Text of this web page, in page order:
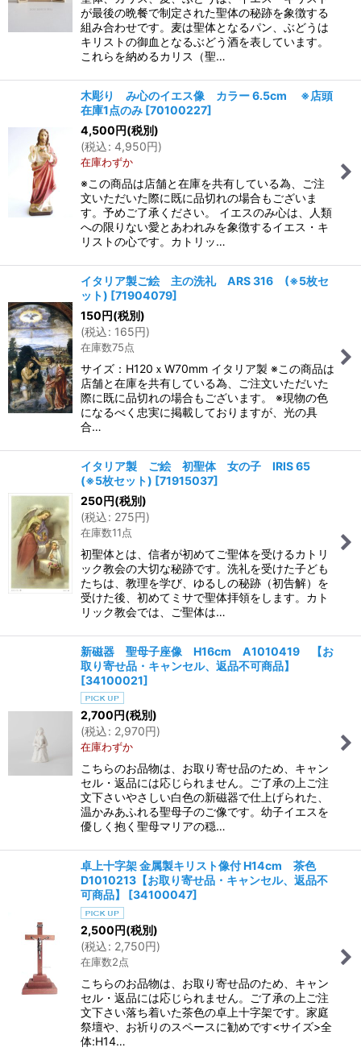
が最後の晩餐で制定された聖体の秘跡を象徴する
組み合わせです。麦は聖体となるパン、ぶどうは
キリストの御血となるぶどう酒を表しています。
これらを納めるカリス（聖…
木彫り み心のイエス像 カラー 6.5cm ※店頭
在庫1点のみ [70100227]
4,500円(税別)
(税込: 4,950円)
在庫わずか
※この商品は店舗と在庫を共有している為、ご注
文いただいた際に既に品切れの場合もございま
す。予めご了承ください。 イエスのみ心は、人類
への限りない愛とあわれみを象徴するイエス・キ
リストの心です。カトリッ…
イタリア製ご絵 主の洗礼 ARS 316 (※5枚セ
ット) [71904079]
150円(税別)
(税込: 165円)
在庫数75点
サイズ：H120ｘW70mm イタリア製 ※この商品は
店舗と在庫を共有している為、ご注文いただいた
際に既に品切れの場合もございます。 ※現物の色
になるべく忠実に掲載しておりますが、光の具
合…
イタリア製 ご絵 初聖体 女の子 IRIS 65
(※5枚セット) [71915037]
250円(税別)
(税込: 275円)
在庫数11点
初聖体とは、信者が初めてご聖体を受けるカトリ
ック教会の大切な秘跡です。洗礼を受けた子ども
たちは、教理を学び、ゆるしの秘跡（初告解）を
受けた後、初めてミサで聖体拝領をします。カト
リック教会では、ご聖体は…
新磁器 聖母子座像 H16cm A1010419 【お
取り寄せ品・キャンセル、返品不可商品】
[34100021]
2,700円(税別)
(税込: 2,970円)
在庫わずか
こちらのお品物は、お取り寄せ品のため、キャン
セル・返品には応じられません。ご了承の上ご注
文下さいやさしい白色の新磁器で仕上げられた、
温かみあふれる聖母子のご像です。幼子イエスを
優しく抱く聖母マリアの穏…
卓上十字架 金属製キリスト像付 H14cm 茶色
D1010213【お取り寄せ品・キャンセル、返品不
可商品】
[34100047]
2,500円(税別)
(税込: 2,750円)
在庫数2点
こちらのお品物は、お取り寄せ品のため、キャン
セル・返品には応じられません。ご了承の上ご注
文下さい落ち着いた茶色の卓上十字架です。家庭
祭壇や、お祈りのスペースに勧めです<サイズ>全
体:H14…